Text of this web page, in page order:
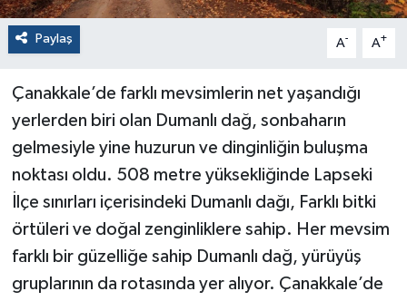
Paylaş A- A+
Çanakkale’de farklı mevsimlerin net yaşandığı
yerlerden biri olan Dumanlı dağ, sonbaharın
gelmesiyle yine huzurun ve dinginliğin buluşma
noktası oldu. 508 metre yüksekliğinde Lapseki
İlçe sınırları içerisindeki Dumanlı dağı, Farklı bitki
örtüleri ve doğal zenginliklere sahip. Her mevsim
farklı bir güzelliğe sahip Dumanlı dağ, yürüyüş
gruplarının da rotasında yer alıyor. Çanakkale’de